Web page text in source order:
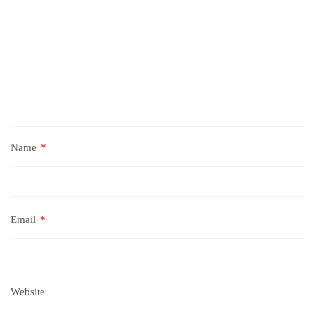
Name *
Email *
Website